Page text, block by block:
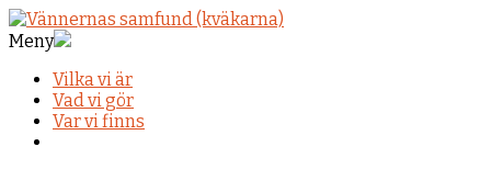
Meny
Vilka vi är
Vad vi gör
Var vi finns